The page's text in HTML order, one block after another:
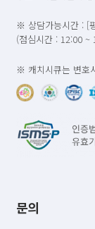
※ 상담가능시간 : [
(점심시간 : 12:00 ~
※ 캐치시큐는 변호
문의